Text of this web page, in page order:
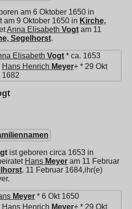
am 6 Oktober 1650 in
am 9 Oktober 1650 in Kirche,
Anna Elisabeth Vogt am 11
Segelhorst.
Elisabeth Vogt * ca. 1653
Hans Henrich Meyer+ * 29 Okt
1682
ist geboren circa 1653 in
Hans Meyer am 11 Februar
. 11 Februar 1684,ihr(e)
Meyer * 6 Okt 1650
Hans Henrich Meyer+ * 29 Okt